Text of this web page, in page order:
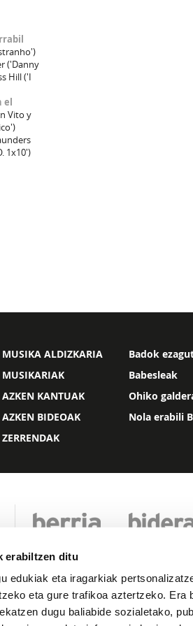
erabiltzen ditu
edukiak eta iragarkiak
eta gure trafikoa aztertzeko. Era
dugu baliabide sozialetako,
('Danny
Hill ('I
el
Vito y
1x10')
MUSIKA ALDIZKARIA
MUSIKARIAK
AZKEN KANTUAK
AZKEN BIDEOAK
ZERRENDAK
Badok
Babesleak
Ohiko
Nola erabili